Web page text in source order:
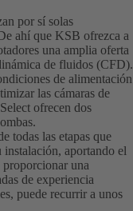
por sí solas
ahí que KSB ofrezca a
una amplia oferta
de fluidos (CFD).
de alimentación
las cámaras de
ofrecen dos
todas las etapas que
aportando el
una
de experiencia
puede recurrir a unos